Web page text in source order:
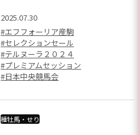
2025.07.30
#エフフォーリア産駒
#セレクションセール
#テルヌーラ２０２４
#プレミアムセッション
#日本中央競馬会
種牡馬・せり